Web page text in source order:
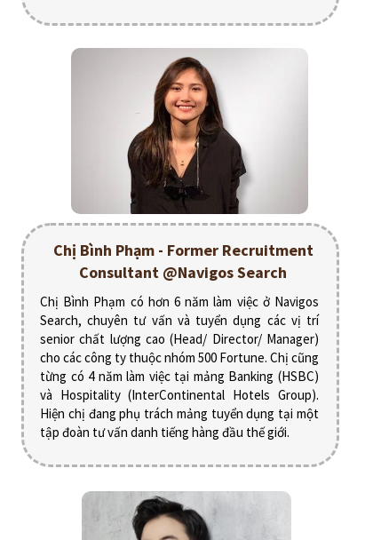
Chị Bình Phạm có hơn 6 năm làm việc ở Navigos
Search, chuyên tư vấn và tuyển dụng các vị trí
senior chất lượng cao (Head/ Director/ Manager)
cho các công ty thuộc nhóm 500 Fortune. Chị cũng
từng có 4 năm làm việc tại mảng Banking (HSBC)
và Hospitality (InterContinental Hotels Group).
Hiện chị đang phụ trách mảng tuyển dụng tại một
tập đoàn tư vấn danh tiếng hàng đầu thế giới.
Chị Bình Phạm - Former Recruitment
Consultant @Navigos Search